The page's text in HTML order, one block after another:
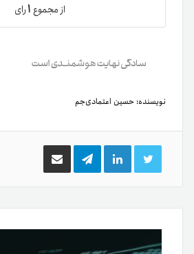
از مجموع۱رای
نویسنده: حسین اعتمادی‌جم
توییتر لینکدینتلگرام اشتراک
گذاری
ایمیل